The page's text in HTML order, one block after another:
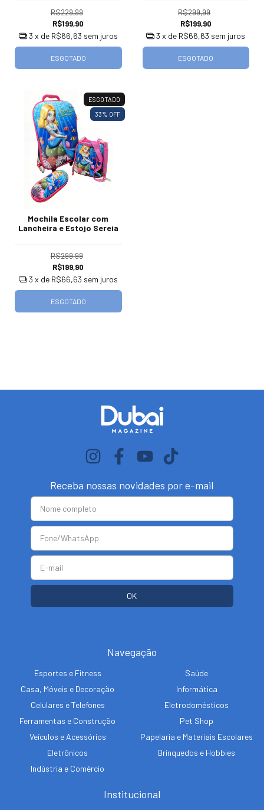
R$229,99
R$199,90
3 x de R$66,63 sem juros
ESGOTADO
R$299,99
R$199,90
3 x de R$66,63 sem juros
ESGOTADO
ESGOTADO
33% OFF
Mochila Escolar com
Lancheira e Estojo Sereia
R$299,99
R$199,90
3 x de R$66,63 sem juros
ESGOTADO
Receba nossas novidades por e-mail
Navegação
Esportes e Fitness
Casa, Móveis e Decoração
Celulares e Telefones
Ferramentas e Construção
Veículos e Acessórios
Eletrônicos
Indústria e Comércio
Saúde
Informática
Eletrodomésticos
Pet Shop
Papelaria e Materiais Escolares
Brinquedos e Hobbies
Institucional